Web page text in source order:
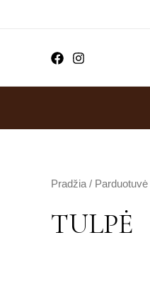
Pradžia / Parduotuvė
TULPĖ